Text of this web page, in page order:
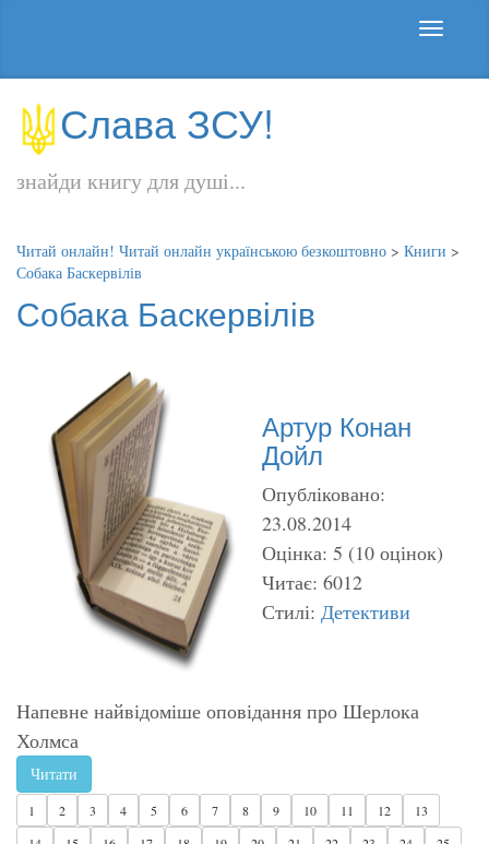
Слава ЗСУ!
знайди книгу для душі...
Читай онлайн! Читай онлайн українською безкоштовно > Книги >
Собака Баскервілів
Собака Баскервілів
Артур Конан
Дойл
Опубліковано:
23.08.2014
Оцінка: 5 (10 оцінок)
Читає: 6012
Стилі: Детективи
Напевне найвідоміше оповідання про Шерлока
Холмса
Читати
1 2 3 4 5 6 7 8 9 10 11 12
13